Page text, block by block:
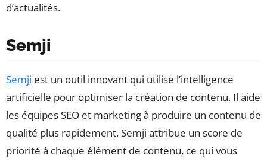
d’actualités.
Semji
Semji est un outil innovant qui utilise l’intelligence
artificielle pour optimiser la création de contenu. Il aide
les équipes SEO et marketing à produire un contenu de
qualité plus rapidement. Semji attribue un score de
priorité à chaque élément de contenu, ce qui vous